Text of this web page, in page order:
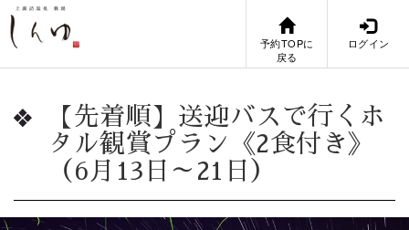
予約TOPに
戻る
ログイン
【先着順】送迎バスで行くホ
タル観賞プラン《2食付き》
（6月13日～21日）